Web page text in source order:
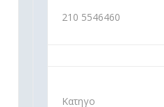
210 5546460
Κατηγο